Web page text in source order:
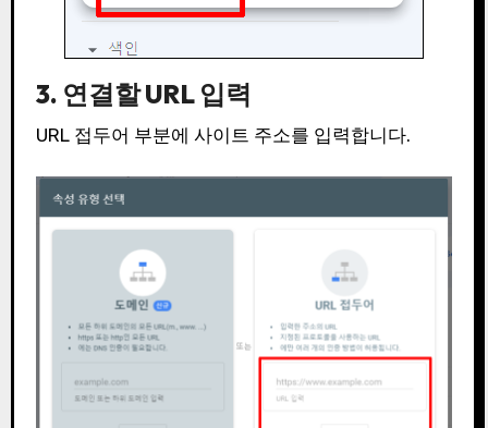
3. 연결할 URL 입력
URL 접두어 부분에 사이트 주소를 입력합니다.